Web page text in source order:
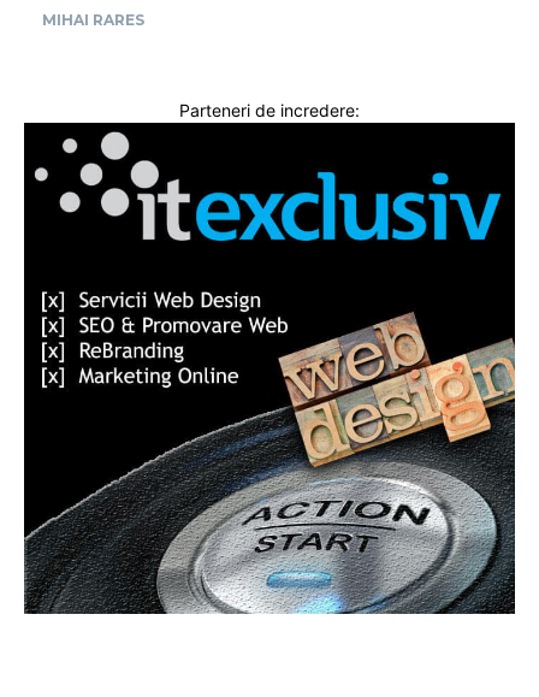
MIHAI RARES
Parteneri de incredere: